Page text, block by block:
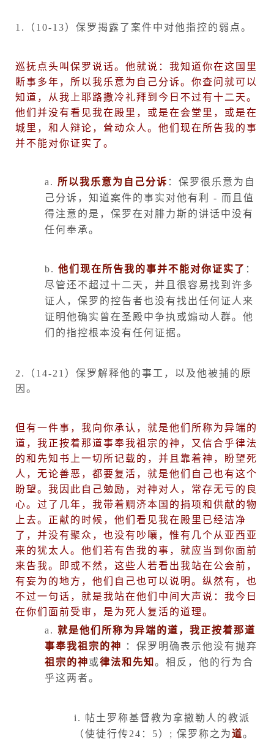
1. （ 10-13）保罗揭露了案件中对他指控的弱点。
巡抚点头叫保罗说话。他就说：我知道你在这国里
断事多年，所以我乐意为自己分诉。你查问就可以
知道，从我上耶路撒冷礼拜到今日不过有十二天。
他们并没有看见我在殿里，或是在会堂里，或是在
城里，和人辩论，耸动众人。他们现在所告我的事
并不能对你证实了。
a. 所以我乐意为自己分诉 ：保罗很乐意为自
己分诉，知道案件的事实对他有利
- 而且值
得注意的是，保罗在对腓力斯的讲话中没有
任何奉承。
b. 他们现在所告我的事并不能对你证实了 ：
尽管还不超过十二天，并且很容易找到许多
证人，保罗的控告者也没有找出任何证人来
证明他确实曾在圣殿中争执或煽动人群。他
们的指控根本没有任何证据。
2. （ 14-21 ）保罗解释他的事工，以及他被捕的原
因。
但有一件事，我向你承认，就是他们所称为异端的
道，我正按着那道事奉我祖宗的神，又信合乎律法
的和先知书上一切所记载的，并且靠着神，盼望死
人，无论善恶，都要复活，就是他们自己也有这个
盼望。我因此自己勉励，对神对人，常存无亏的良
心。过了几年，我带着赒济本国的捐项和供献的物
上去。正献的时候，他们看见我在殿里已经洁净
了，并没有聚众，也没有吵嚷，惟有几个从亚西亚
来的犹太人。他们若有告我的事，就应当到你面前
来告我。即或不然，这些人若看出我站在公会前，
有妄为的地方，他们自己也可以说明。纵然有，也
不过一句话，就是我站在他们中间大声说：我今日
在你们面前受审，是为死人复活的道理。
a. 就是他们所称为异端的道，我正按着那道
事奉我祖宗的神
：保罗明确表示他没有抛弃
祖宗的神或律法和先知 。相反，他的行为合
乎这两者。
i. 帖土罗称基督教为拿撒勒人的教派
（使徒行传24 ： 5） ; 保罗称之为道。